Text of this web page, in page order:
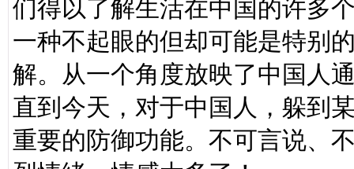
们得以了解生活在中国的许多
一种不起眼的但却可能是特别
解。从一个角度放映了中国人
直到今天，对于中国人，躲到
重要的防御功能。不可言说、